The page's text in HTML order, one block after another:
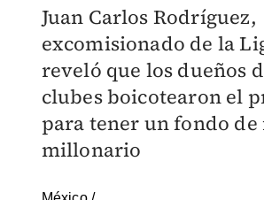
Juan Carlos Rodríguez,
excomisionado de la
reveló que los dueños
clubes boicotearon el
para tener un fondo
millonario